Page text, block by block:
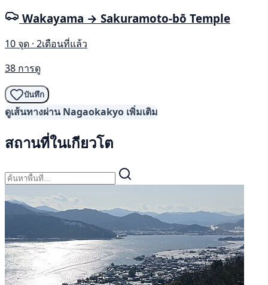
Wakayama → Sakuramoto-bō Temple
10 จุด · 2เดือนที่แล้ว
38 การดู
บันทึก
ดูเส้นทางผ่าน Nagaokakyo เพิ่มเติม
สถานที่ในเกียวโต